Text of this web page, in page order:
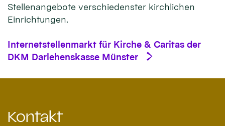
Stellenangebote verschiedenster kirchlichen
Einrichtungen.
Internetstellenmarkt für Kirche & Caritas der
DKM Darlehenskasse Münster
Kontakt